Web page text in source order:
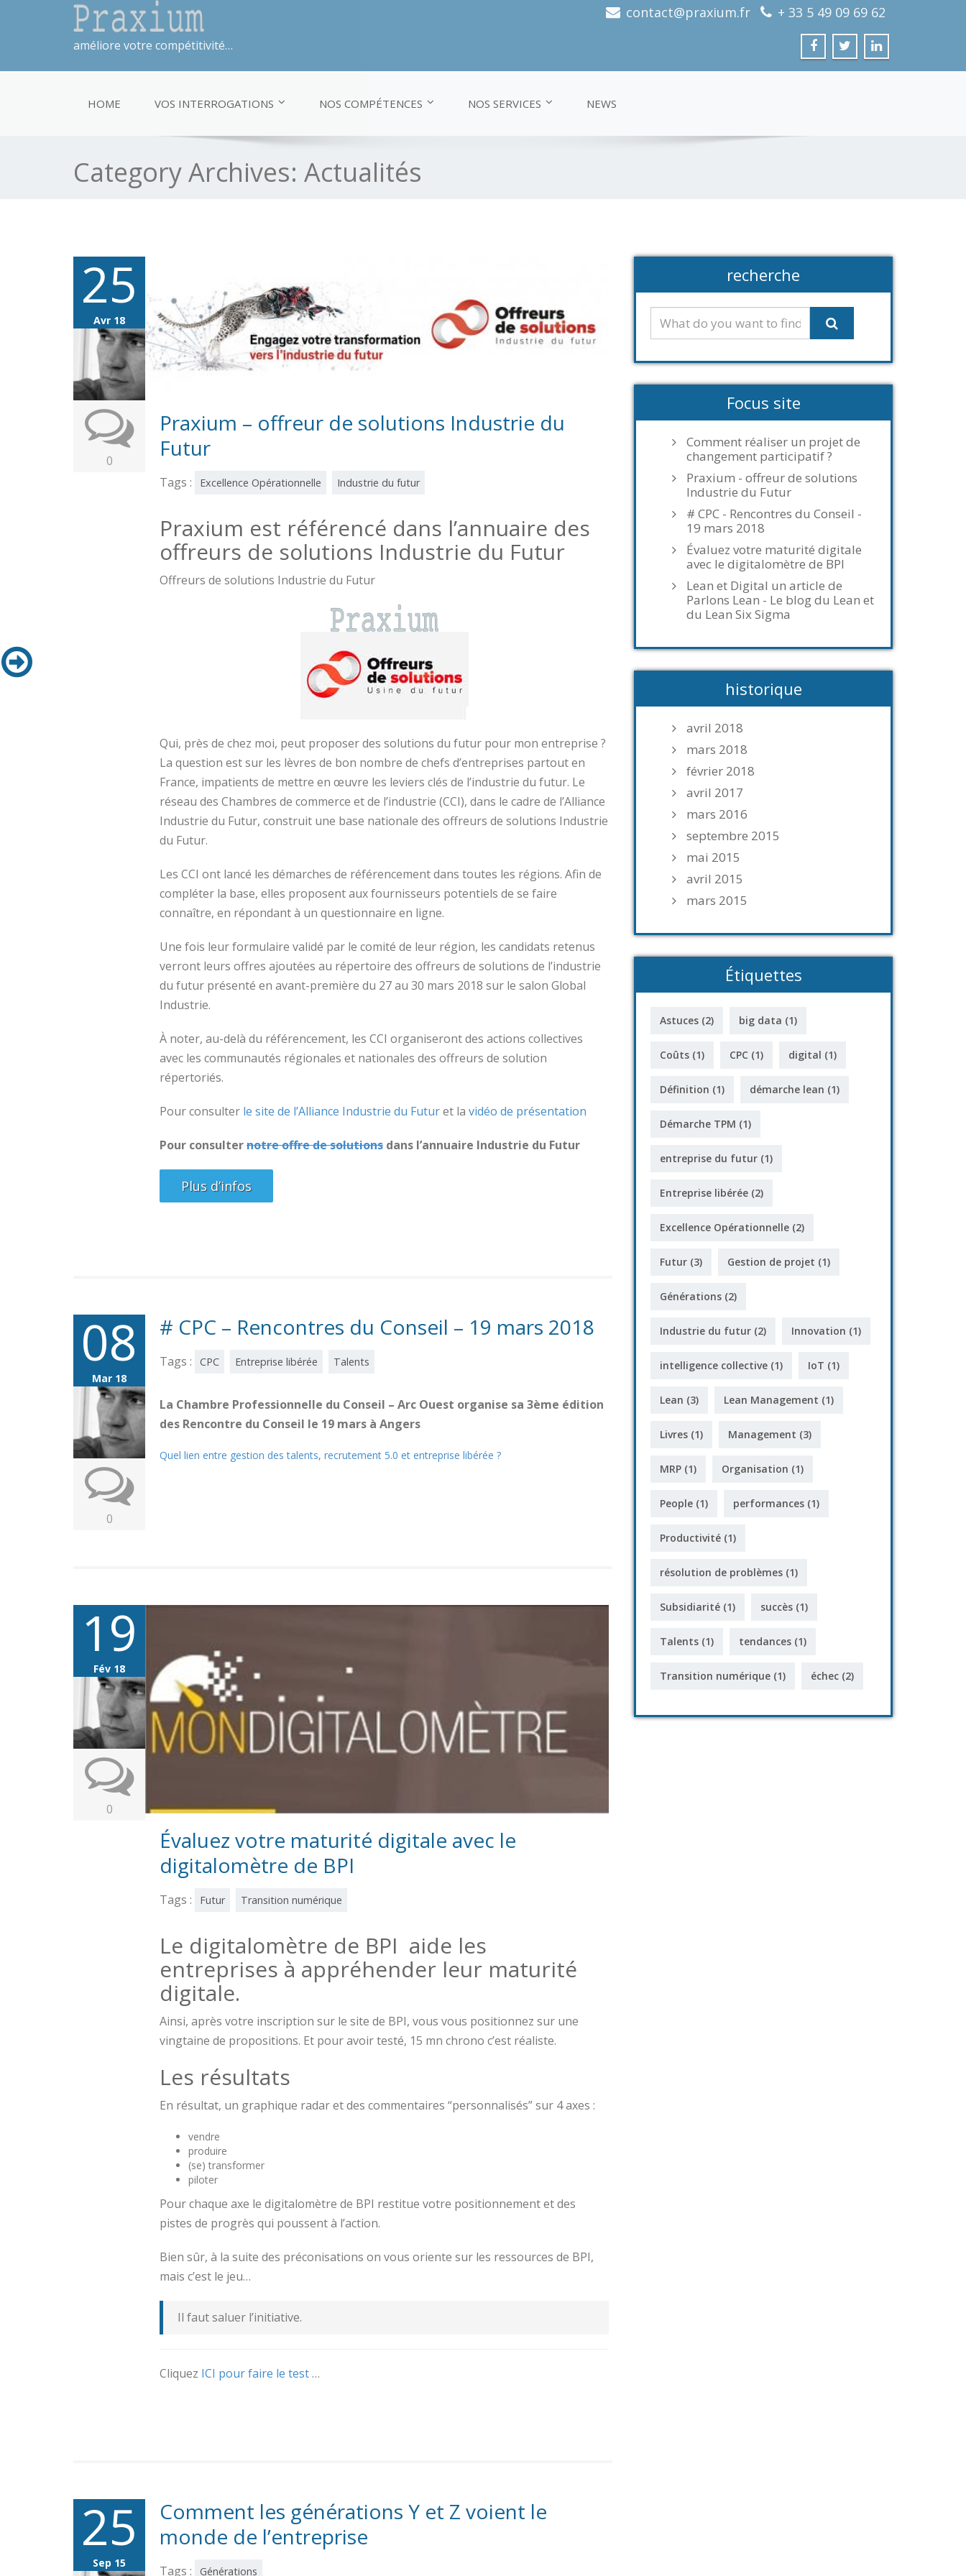
améliore votre compétitivité…
contact@praxium.fr + 33 5 49 09 69 62
HOME VOS INTERROGATIONS NOS COMPÉTENCES NOS SERVICES NEWS
Category Archives: Actualités
25
Avr 18
0
Praxium – offreur de solutions Industrie du
Futur
Tags : Excellence Opérationnelle Industrie du futur
Praxium est référencé dans l’annuaire des
offreurs de solutions Industrie du Futur
Offreurs de solutions Industrie du Futur
Qui, près de chez moi, peut proposer des solutions du futur pour mon entreprise ?
La question est sur les lèvres de bon nombre de chefs d’entreprises partout en
France, impatients de mettre en œuvre les leviers clés de l’industrie du futur. Le
réseau des Chambres de commerce et de l’industrie (CCI), dans le cadre de l’Alliance
Industrie du Futur, construit une base nationale des offreurs de solutions Industrie
du Futur.
Les CCI ont lancé les démarches de référencement dans toutes les régions. Afin de
compléter la base, elles proposent aux fournisseurs potentiels de se faire
connaître, en répondant à un questionnaire en ligne.
Une fois leur formulaire validé par le comité de leur région, les candidats retenus
verront leurs offres ajoutées au répertoire des offreurs de solutions de l’industrie
du futur présenté en avant-première du 27 au 30 mars 2018 sur le salon Global
Industrie.
À noter, au-delà du référencement, les CCI organiseront des actions collectives
avec les communautés régionales et nationales des offreurs de solution
répertoriés.
Pour consulter le site de l’Alliance Industrie du Futuret la vidéo de présentation
Pour consulternotre offre de solutions dans l’annuaire Industrie du Futur
Plus d’infos
08
Mar 18
0
# CPC – Rencontres du Conseil – 19 mars 2018
Tags : CPC Entreprise libérée Talents
La Chambre Professionnelle du Conseil – Arc Ouest organise sa 3ème édition
des Rencontre du Conseil le 19 mars à Angers
Quel lien entre gestion des talents, recrutement 5.0 et entreprise libérée ?
19
Fév 18
0
Évaluez votre maturité digitale avec le
digitalomètre de BPI
Tags : Futur Transition numérique
Le digitalomètre de BPI aide les
entreprises à appréhender leur maturité
digitale.
Ainsi, après votre inscription sur le site de BPI, vous vous positionnez sur une
vingtaine de propositions. Et pour avoir testé, 15 mn chrono c’est réaliste.
Les résultats
En résultat, un graphique radar et des commentaires “personnalisés” sur 4 axes :
vendre
produire
(se) transformer
piloter
Pour chaque axe le digitalomètre de BPI restitue votre positionnement et des
pistes de progrès qui poussent à l’action.
Bien sûr, à la suite des préconisations on vous oriente sur les ressources de BPI,
mais c’est le jeu…
Il faut saluer l’initiative.
Cliquez ICI pour faire le test…
25
Sep 15
Comment les générations Y et Z voient le
monde de l’entreprise
Tags : Générations
recherche
Focus site
Comment réaliser un projet de
changement participatif ?
Praxium - offreur de solutions
Industrie du Futur
# CPC - Rencontres du Conseil -
19 mars 2018
Évaluez votre maturité digitale
avec le digitalomètre de BPI
Lean et Digital un article de
Parlons Lean - Le blog du Lean et
du Lean Six Sigma
historique
avril 2018
mars 2018
février 2018
avril 2017
mars 2016
septembre 2015
mai 2015
avril 2015
mars 2015
Étiquettes
Astuces (2) big data (1)
Coûts (1) CPC (1) digital (1)
Définition (1) démarche lean (1)
Démarche TPM (1)
entreprise du futur (1)
Entreprise libérée (2)
Excellence Opérationnelle (2)
Futur (3) Gestion de projet (1)
Générations (2)
Industrie du futur (2) Innovation (1)
intelligence collective (1) IoT (1)
Lean (3) Lean Management (1)
Livres (1) Management (3)
MRP (1) Organisation (1)
People (1) performances (1)
Productivité (1)
résolution de problèmes (1)
Subsidiarité (1) succès (1)
Talents (1) tendances (1)
Transition numérique (1) échec (2)